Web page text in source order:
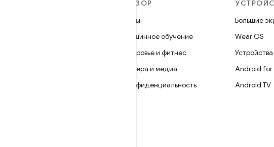
ОБЗОР
Игры
Машинное обучение
Здоровье и фитнес
Камера и медиа
Конфиденциальность
Большие
Wear OS
Android for
Android TV